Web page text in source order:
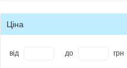
Ціна
від до грн